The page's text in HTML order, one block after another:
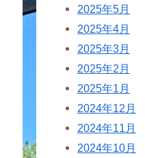
2025年5月
2025年4月
2025年3月
2025年2月
2025年1月
2024年12月
2024年11月
2024年10月